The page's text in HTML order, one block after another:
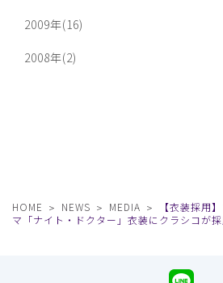
2009年(16)
2008年(2)
HOME NEWS MEDIA
【衣装採用
マ「ナイト・ドクター」衣装にクラシコが採